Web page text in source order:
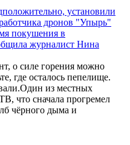
установили
дронов "Упырь"
покушения в
журналист Нина
о силе горения можно
где осталось пепелище.
из местных
что сначала прогремел
чёрного дыма и